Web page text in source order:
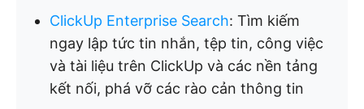
ClickUp Enterprise Search: Tìm kiếm
ngay lập tức tin nhắn, tệp tin, công việc
và tài liệu trên ClickUp và các nền tảng
kết nối, phá vỡ các rào cản thông tin